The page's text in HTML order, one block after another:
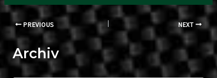
Post
navigation
PREVIOUS NEXT
Archiv